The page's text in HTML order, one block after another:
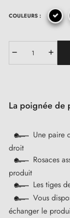
COULEURS :
La poignée de
Une paire
droit
Rosaces
produit
Les tiges
Vous
échanger le